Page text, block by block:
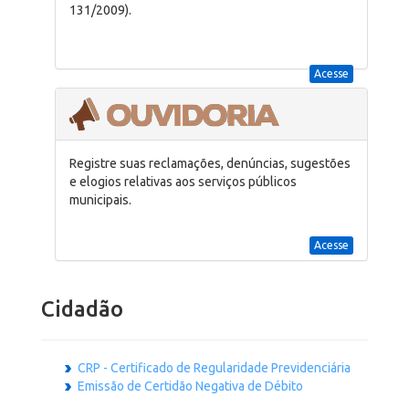
131/2009).
Acesse
Registre suas reclamações, denúncias, sugestões
e elogios relativas aos serviços públicos
municipais.
Acesse
Cidadão
CRP - Certificado de Regularidade Previdenciária
Emissão de Certidão Negativa de Débito